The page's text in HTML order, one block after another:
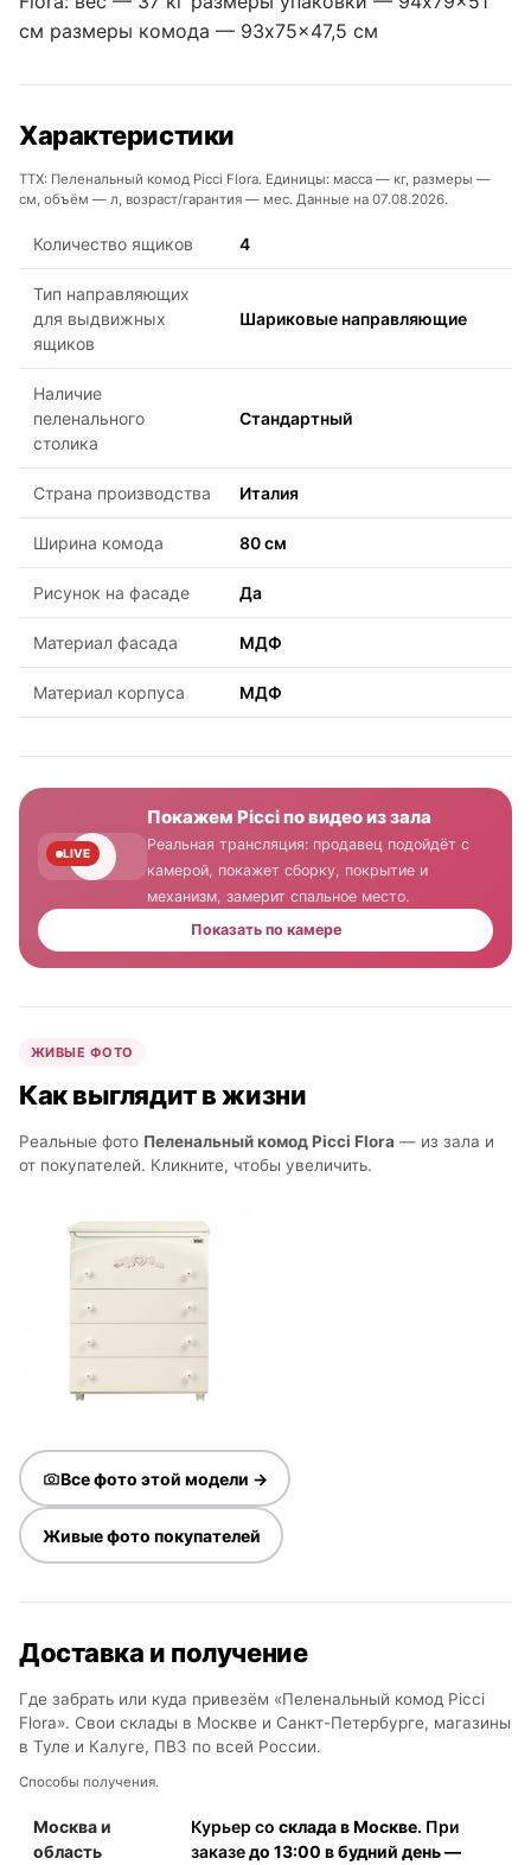
см размеры комода — 93x75x47,5 см
Характеристики
ТТХ: Пеленальный комод Picci Flora. Единицы: масса — кг, размеры —
см, объём — л, возраст/гарантия — мес. Данные на 07.08.2026.
Количество ящиков 4
Тип направляющих
для выдвижных
ящиков
Шариковые направляющие
Наличие
пеленального
столика
Стандартный
Страна производства Италия
Ширина комода 80 см
Рисунок на фасаде Да
Материал фасада МДФ
Материал корпуса МДФ
LIVE
Покажем Picci по видео из зала
Реальная трансляция: продавец подойдёт с
камерой, покажет сборку, покрытие и
механизм, замерит спальное место.
Показать по камере
ЖИВЫЕ ФОТО
Как выглядит в жизни
Реальные фото Пеленальный комод Picci Flora — из зала и
от покупателей. Кликните, чтобы увеличить.
Все фото этой модели →
Живые фото покупателей
Доставка и получение
Где забрать или куда привезём «Пеленальный комод Picci
Flora». Свои склады в Москве и Санкт-Петербурге, магазины
в Туле и Калуге, ПВЗ по всей России.
Способы получения.
Москва и
область
Курьер со склада в Москве. При
заказедо 13:00 в будний день —